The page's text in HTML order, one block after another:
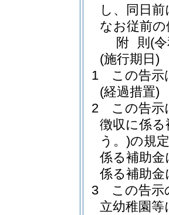
し、同日
なお従前
附 則 (
(施行期日)
1
この告示
(経過措置)
2
この告示
徴収に係る
う。)の規
係る補助
係る補助
3
この告示
立幼稚園